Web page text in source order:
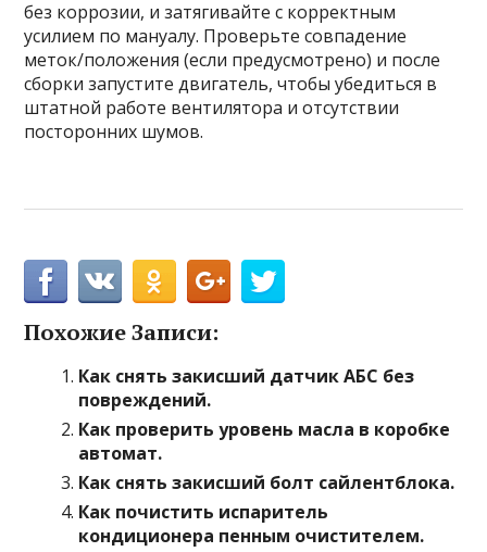
без коррозии, и затягивайте с корректным
усилием по мануалу. Проверьте совпадение
меток/положения (если предусмотрено) и после
сборки запустите двигатель, чтобы убедиться в
штатной работе вентилятора и отсутствии
посторонних шумов.
Похожие Записи:
Как снять закисший датчик АБС без
повреждений.
Как проверить уровень масла в коробке
автомат.
Как снять закисший болт сайлентблока.
Как почистить испаритель
кондиционера пенным очистителем.